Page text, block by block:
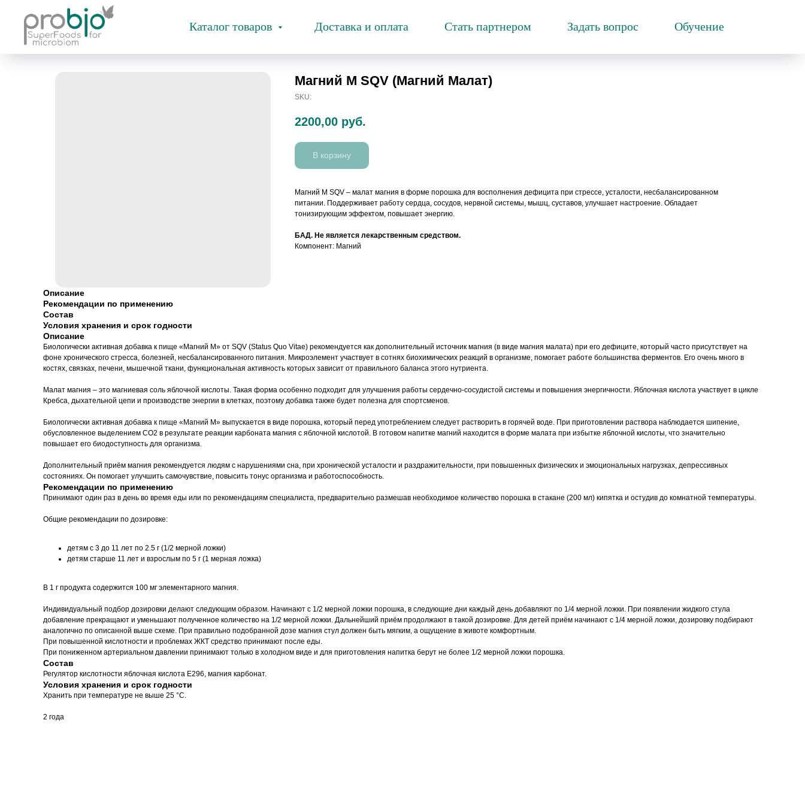
Каталог товаров Доставка и оплата Стать партнером Задать вопрос Обучение
Магний M SQV (Магний Малат)
SKU:
2200,00 руб.
В корзину
Магний М SQV – малат магния в форме порошка для восполнения дефицита при стрессе, усталости, несбалансированном
питании. Поддерживает работу сердца, сосудов, нервной системы, мышц, суставов, улучшает настроение. Обладает
тонизирующим эффектом, повышает энергию.
БАД. Не является лекарственным средством.
Компонент: Магний
Описание
Рекомендации по применению
Состав
Условия хранения и срок годности
Описание
Биологически активная добавка к пище «Магний М» от SQV (Status Quo Vitae) рекомендуется как дополнительный источник магния (в виде магния малата) при его дефиците, который часто присутствует на
фоне хронического стресса, болезней, несбалансированного питания. Микроэлемент участвует в сотнях биохимических реакций в организме, помогает работе большинства ферментов. Его очень много в
костях, связках, печени, мышечной ткани, функциональная активность которых зависит от правильного баланса этого нутриента.
Малат магния – это магниевая соль яблочной кислоты. Такая форма особенно подходит для улучшения работы сердечно-сосудистой системы и повышения энергичности. Яблочная кислота участвует в цикле
Кребса, дыхательной цепи и производстве энергии в клетках, поэтому добавка также будет полезна для спортсменов.
Биологически активная добавка к пище «Магний М» выпускается в виде порошка, который перед употреблением следует растворить в горячей воде. При приготовлении раствора наблюдается шипение,
обусловленное выделением СО2 в результате реакции карбоната магния с яблочной кислотой. В готовом напитке магний находится в форме малата при избытке яблочной кислоты, что значительно
повышает его биодоступность для организма.
Дополнительный приём магния рекомендуется людям с нарушениями сна, при хронической усталости и раздражительности, при повышенных физических и эмоциональных нагрузках, депрессивных
состояниях. Он помогает улучшить самочувствие, повысить тонус организма и работоспособность.
Рекомендации по применению
Принимают один раз в день во время еды или по рекомендациям специалиста, предварительно размешав необходимое количество порошка в стакане (200 мл) кипятка и остудив до комнатной температуры.
Общие рекомендации по дозировке:
детям с 3 до 11 лет по 2.5 г (1/2 мерной ложки)
детям старше 11 лет и взрослым по 5 г (1 мерная ложка)
В 1 г продукта содержится 100 мг элементарного магния.
Индивидуальный подбор дозировки делают следующим образом. Начинают с 1/2 мерной ложки порошка, в следующие дни каждый день добавляют по 1/4 мерной ложки. При появлении жидкого стула
добавление прекращают и уменьшают полученное количество на 1/2 мерной ложки. Дальнейший приём продолжают в такой дозировке. Для детей приём начинают с 1/4 мерной ложки, дозировку подбирают
аналогично по описанной выше схеме. При правильно подобранной дозе магния стул должен быть мягким, а ощущение в животе комфортным.
При повышенной кислотности и проблемах ЖКТ средство принимают после еды.
При пониженном артериальном давлении принимают только в холодном виде и для приготовления напитка берут не более 1/2 мерной ложки порошка.
Состав
Регулятор кислотности яблочная кислота Е296, магния карбонат.
Условия хранения и срок годности
Хранить при температуре не выше 25 °C.
2 года